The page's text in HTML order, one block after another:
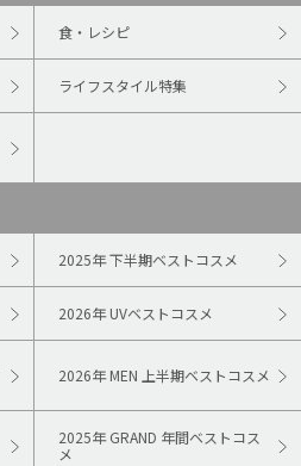
食・レシピ
ライフスタイル特集
2025年 下半期ベストコスメ
2026年 UVベストコスメ
2026年 MEN 上半期ベストコスメ
2025年 GRAND 年間ベストコス
メ